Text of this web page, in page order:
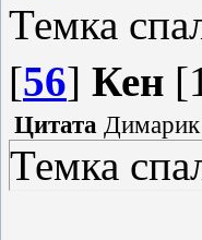
Темка
[56] Кен
Цитата Димарик
Темка